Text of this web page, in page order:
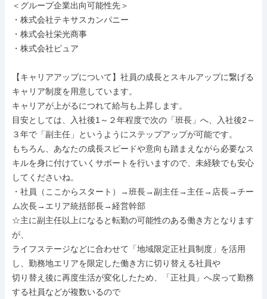
＜グループ企業出向可能性先＞
・株式会社テキサスカンパニー
・株式会社栄光商事
・株式会社ピュア
【キャリアアップについて】社員の成長とスキルアップに繋げる
キャリア制度を用意しています。
キャリアが上がるにつれて給与も上昇します。
目安としては、入社後1～２年程度で次の「班長」へ、入社後2～
３年で「副主任」というようにステップアップが可能です。
もちろん、あなたの成長スピードや意向も踏まえながら必要なス
キルを身に付けていくサポートを行いますので、未経験でも安心
してくださいね。
・社員（ここからスタート）→班長→副主任→主任→店長→チー
ム次長→エリア統括部長→経営幹部
☆主に副主任以上になると転勤の可能性のある働き方となります
が、
ライフステージなどに合わせて「地域限定正社員制度」を活用
し、勤務地エリアを限定した働き方に切り替える社員や
切り替え後に再度生活が変化したため、「正社員」へ戻って勤務
する社員などが複数いるので